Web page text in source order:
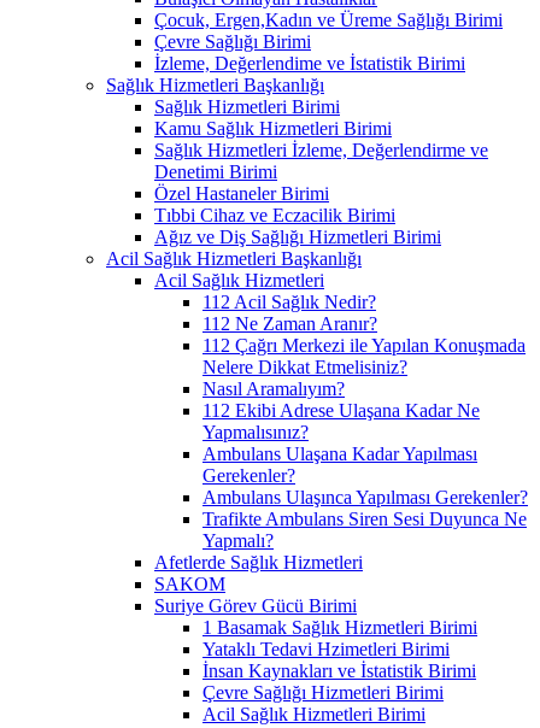
Çocuk, Ergen,Kadın ve Üreme Sağlığı Birimi
Çevre Sağlığı Birimi
İzleme, Değerlendime ve İstatistik Birimi
Sağlık Hizmetleri Başkanlığı
Sağlık Hizmetleri Birimi
Kamu Sağlık Hizmetleri Birimi
Sağlık Hizmetleri İzleme, Değerlendirme ve
Denetimi Birimi
Özel Hastaneler Birimi
Tıbbi Cihaz ve Eczacilik Birimi
Ağız ve Diş Sağlığı Hizmetleri Birimi
Acil Sağlık Hizmetleri Başkanlığı
Acil Sağlık Hizmetleri
112 Acil Sağlık Nedir?
112 Ne Zaman Aranır?
112 Çağrı Merkezi ile Yapılan Konuşmada
Nelere Dikkat Etmelisiniz?
Nasıl Aramalıyım?
112 Ekibi Adrese Ulaşana Kadar Ne
Yapmalısınız?
Ambulans Ulaşana Kadar Yapılması
Gerekenler?
Ambulans Ulaşınca Yapılması Gerekenler?
Trafikte Ambulans Siren Sesi Duyunca Ne
Yapmalı?
Afetlerde Sağlık Hizmetleri
SAKOM
Suriye Görev Gücü Birimi
1 Basamak Sağlık Hizmetleri Birimi
Yataklı Tedavi Hzimetleri Birimi
İnsan Kaynakları ve İstatistik Birimi
Çevre Sağlığı Hizmetleri Birimi
Acil Sağlık Hizmetleri Birimi